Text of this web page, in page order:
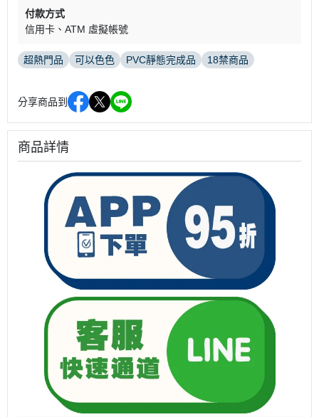
付款方式
信用卡
ATM 虛擬帳號
超熱門品 可以色色 PVC靜態完成品 18禁商品
分享商品到
商品詳情